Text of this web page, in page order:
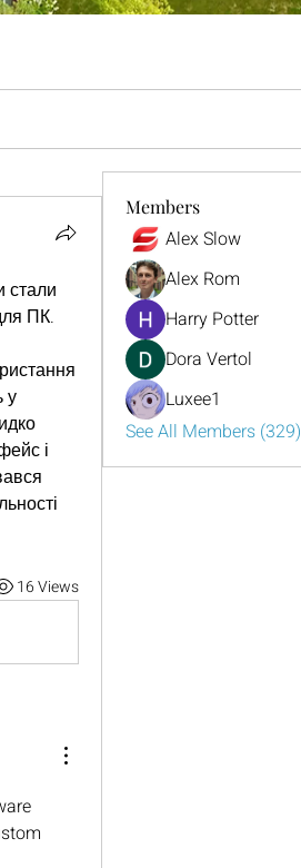
стали
ПК.
у
і
16 Views
Members
Alex Slow
Alex Rom
Harry Potter
Dora Vertol
Luxee1
See All Members (329)